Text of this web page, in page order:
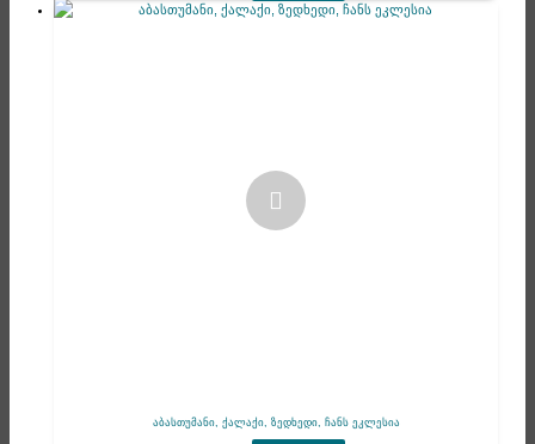
აბასთუმანი, ქალაქი, ზედხედი, ჩანს ეკლესია